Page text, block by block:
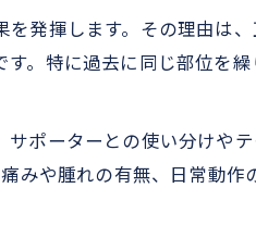
発揮します。その理由は
。特に過去に同じ部位を
ポーターとの使い分けや
みや腫れの有無、日常動